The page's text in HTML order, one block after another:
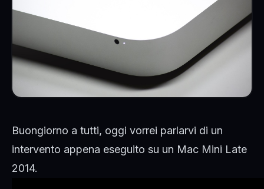
Buongiorno a tutti, oggi vorrei parlarvi di un
intervento appena eseguito su un Mac Mini Late
2014.